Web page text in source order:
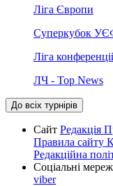
Ліга Європи
Суперкубок
Ліга
ЛЧ - Top News
До всіх турнірів
Сайт Редакція
Правила сайту
Редакційна
Соціальні
viber